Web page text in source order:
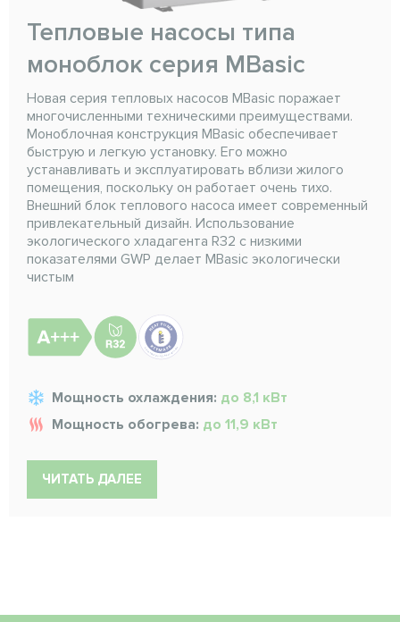
Тепловые насосы типа
моноблок серия MBasic
Новая серия тепловых насосов MBasic поражает
многочисленными техническими преимуществами.
Моноблочная конструкция MBasic обеспечивает
быструю и легкую установку. Его можно
устанавливать и эксплуатировать вблизи жилого
помещения, поскольку он работает очень тихо.
Внешний блок теплового насоса имеет современный
привлекательный дизайн. Использование
экологического хладагента R32 с низкими
показателями GWP делает MBasic экологически
чистым
Мощность охлаждения: до 8,1 кВт
Мощность обогрева: до 11,9 кВт
ЧИТАТЬ ДАЛЕЕ